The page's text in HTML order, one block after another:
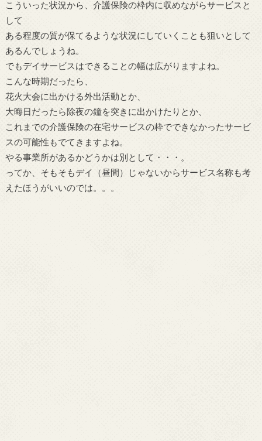
こういった状況から、介護保険の枠内に収めながらサービスと
して
ある程度の質が保てるような状況にしていくことも狙いとして
あるんでしょうね。
でもデイサービスはできることの幅は広がりますよね。
こんな時期だったら、
花火大会に出かける外出活動とか、
大晦日だったら除夜の鐘を突きに出かけたりとか、
これまでの介護保険の在宅サービスの枠でできなかったサービ
スの可能性もでてきますよね。
やる事業所があるかどうかは別として・・・。
ってか、そもそもデイ（昼間）じゃないからサービス名称も考
えたほうがいいのでは。。。